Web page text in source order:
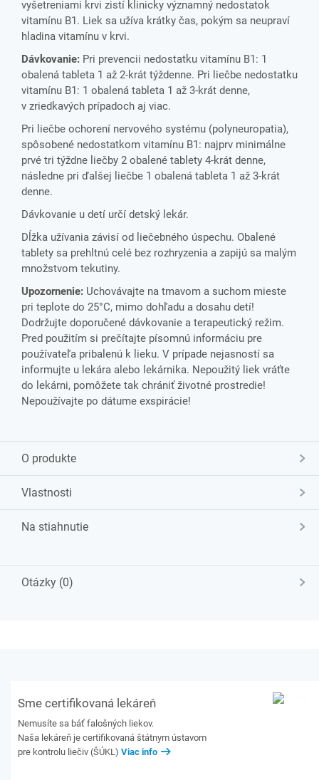
vyšetreniami krvi zistí klinicky významný nedostatok
vitamínu B1. Liek sa užíva krátky čas, pokým sa neupraví
hladina vitamínu v krvi.
Dávkovanie: Pri prevencii nedostatku vitamínu B1: 1
obalená tableta 1 až 2‑krát týždenne. Pri liečbe nedostatku
vitamínu B1: 1 obalená tableta 1 až 3‑krát denne,
v zriedkavých prípadoch aj viac.
Pri liečbe ochorení nervového systému (polyneuropatia),
spôsobené nedostatkom vitamínu B1: najprv minimálne
prvé tri týždne liečby 2 obalené tablety 4‑krát denne,
následne pri ďalšej liečbe 1 obalená tableta 1 až 3‑krát
denne.
Dávkovanie u detí určí detský lekár.
Dĺžka užívania závisí od liečebného úspechu. Obalené
tablety sa prehltnú celé bez rozhryzenia a zapijú sa malým
množstvom tekutiny.
Upozornenie: Uchovávajte na tmavom a suchom mieste
pri teplote do 25°C, mimo dohľadu a dosahu detí!
Dodržujte doporučené dávkovanie a terapeutický režim.
Pred použitím si prečítajte písomnú informáciu pre
používateľa pribalenú k lieku. V prípade nejasností sa
informujte u lekára alebo lekárnika. Nepoužitý liek vráťte
do lekárni, pomôžete tak chrániť životné prostredie!
Nepoužívajte po dátume exspirácie!
O produkte
Vlastnosti
Na stiahnutie
Otázky (0)
Sme certifikovaná lekáreň
Nemusíte sa báť falošných liekov.
Naša lekáreň je certifikovaná štátnym ústavom
pre kontrolu liečiv (ŠÚKL) Viac info